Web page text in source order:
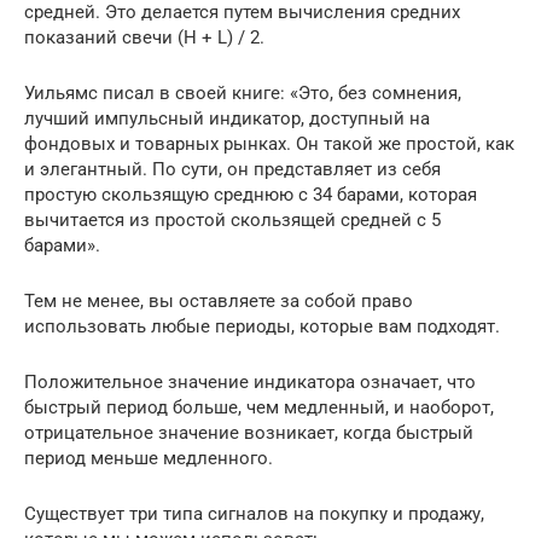
средней. Это делается путем вычисления средних
показаний свечи (H + L) / 2.
Уильямс писал в своей книге: «Это, без сомнения,
лучший импульсный индикатор, доступный на
фондовых и товарных рынках. Он такой же простой, как
и элегантный. По сути, он представляет из себя
простую скользящую среднюю с 34 барами, которая
вычитается из простой скользящей средней с 5
барами».
Тем не менее, вы оставляете за собой право
использовать любые периоды, которые вам подходят.
Положительное значение индикатора означает, что
быстрый период больше, чем медленный, и наоборот,
отрицательное значение возникает, когда быстрый
период меньше медленного.
Существует три типа сигналов на покупку и продажу,